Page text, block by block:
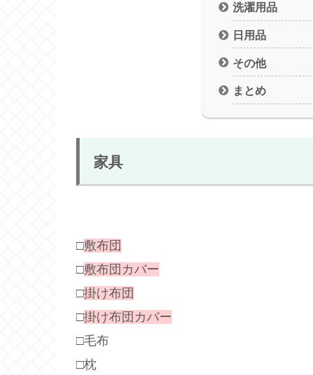
洗濯用品
日用品
その他
まとめ
家具
□敷布団
□敷布団カバー
□掛け布団
□掛け布団カバー
□毛布
□枕